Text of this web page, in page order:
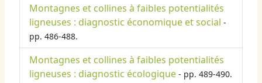
Montagnes et collines à faibles potentialités
ligneuses : diagnostic économique et social -
pp. 486-488.
Montagnes et collines à faibles potentialités
ligneuses : diagnostic écologique - pp. 489-490.